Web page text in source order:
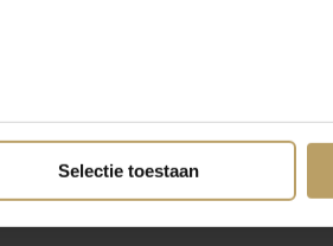
Selectie toestaan